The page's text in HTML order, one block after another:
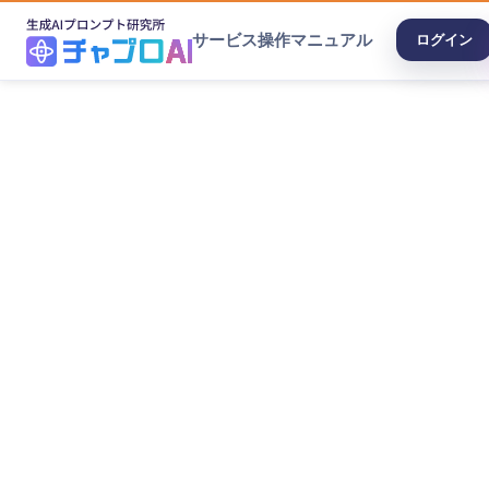
サービス操作マニュアル ログイン